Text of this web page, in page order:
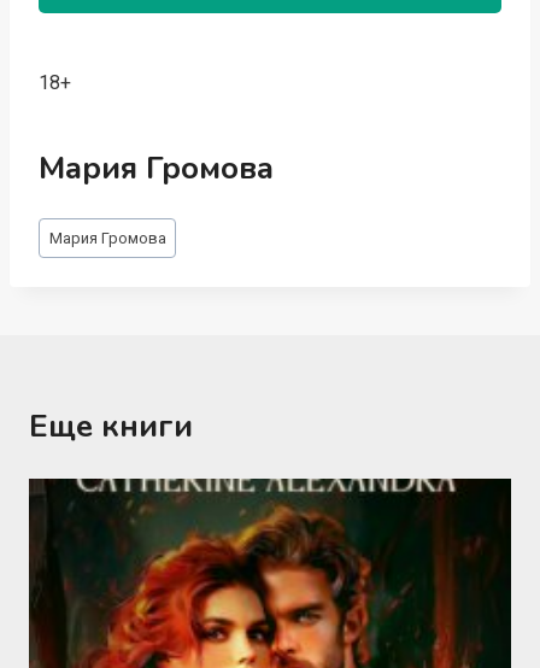
18+
Мария Громова
Метки
записи:
Мария Громова
Еще книги